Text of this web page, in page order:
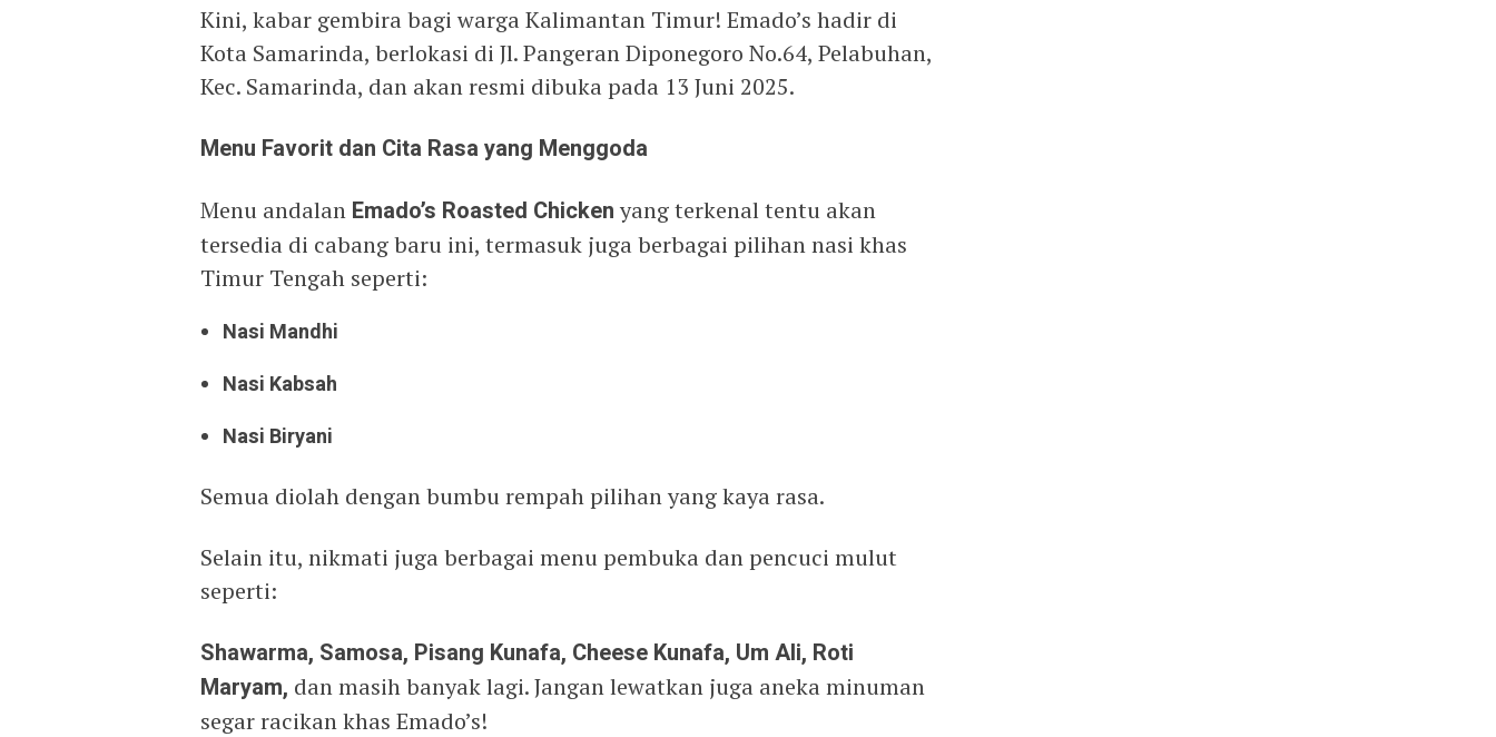
Kini, kabar gembira bagi warga Kalimantan Timur! Emado’s hadir di
Kota Samarinda, berlokasi di Jl. Pangeran Diponegoro No.64, Pelabuhan,
Kec. Samarinda, dan akan resmi dibuka pada 13 Juni 2025.
Menu Favorit dan Cita Rasa yang Menggoda
Menu andalan Emado’s Roasted Chickenyang terkenal tentu akan
tersedia di cabang baru ini, termasuk juga berbagai pilihan nasi khas
Timur Tengah seperti:
Nasi Mandhi
Nasi Kabsah
Nasi Biryani
Semua diolah dengan bumbu rempah pilihan yang kaya rasa.
Selain itu, nikmati juga berbagai menu pembuka dan pencuci mulut
seperti:
Shawarma, Samosa, Pisang Kunafa, Cheese Kunafa, Um Ali, Roti
Maryam, dan masih banyak lagi. Jangan lewatkan juga aneka minuman
segar racikan khas Emado’s!